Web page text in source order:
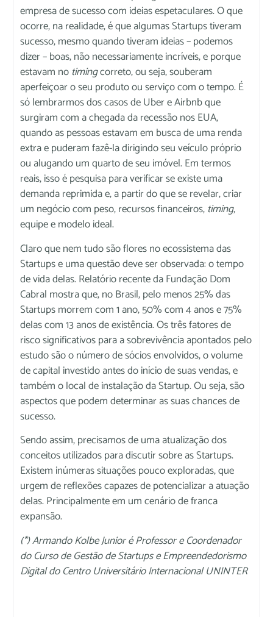
empresa de sucesso com ideias espetaculares. O que
ocorre, na realidade, é que algumas Startups tiveram
sucesso, mesmo quando tiveram ideias – podemos
dizer – boas, não necessariamente incríveis, e porque
estavam no timingcorreto, ou seja, souberam
aperfeiçoar o seu produto ou serviço com o tempo. É
só lembrarmos dos casos de Uber e Airbnb que
surgiram com a chegada da recessão nos EUA,
quando as pessoas estavam em busca de uma renda
extra e puderam fazê-la dirigindo seu veículo próprio
ou alugando um quarto de seu imóvel. Em termos
reais, isso é pesquisa para verificar se existe uma
demanda reprimida e, a partir do que se revelar, criar
um negócio com peso, recursos financeiros, timing,
equipe e modelo ideal.
Claro que nem tudo são flores no ecossistema das
Startups e uma questão deve ser observada: o tempo
de vida delas. Relatório recente da Fundação Dom
Cabral mostra que, no Brasil, pelo menos 25% das
Startups morrem com 1 ano, 50% com 4 anos e 75%
delas com 13 anos de existência. Os três fatores de
risco significativos para a sobrevivência apontados pelo
estudo são o número de sócios envolvidos, o volume
de capital investido antes do início de suas vendas, e
também o local de instalação da Startup. Ou seja, são
aspectos que podem determinar as suas chances de
sucesso.
Sendo assim, precisamos de uma atualização dos
conceitos utilizados para discutir sobre as Startups.
Existem inúmeras situações pouco exploradas, que
urgem de reflexões capazes de potencializar a atuação
delas. Principalmente em um cenário de franca
expansão.
(*) Armando Kolbe Junior é Professor e Coordenador
do Curso de Gestão de Startups e Empreendedorismo
Digital do Centro Universitário Internacional UNINTER